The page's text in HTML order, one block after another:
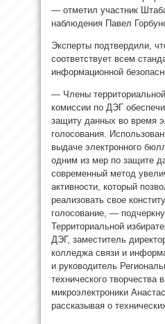
— отметил участник
наблюдения Павел
Эксперты подтвердили,
соответствует всем
информационной
— Члены
комиссии по ДЭГ
защиту данных во время
голосования.
выдаче электронного
одним из мер по защите
современный метод
активности, который
реализовать свое
голосование, —
Территориальной
ДЭГ, заместитель
колледжа связи и
и руководитель
технического творчества
микроэлектроники
рассказывая о